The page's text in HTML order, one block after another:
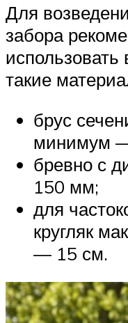
Для
забора
использовать
такие
брус
минимум
бревно с
150 мм;
для
кругляк
— 15 см.